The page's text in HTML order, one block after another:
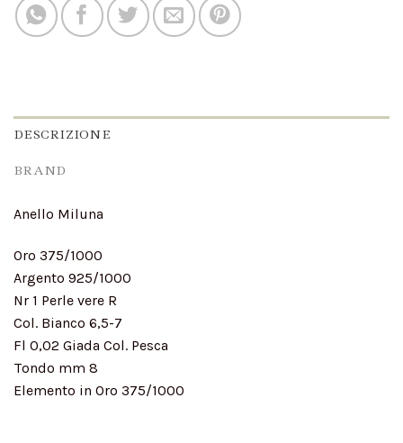
DESCRIZIONE
BRAND
Anello Miluna
Oro 375/1000
Argento 925/1000
Nr 1 Perle vere R
Col. Bianco 6,5-7
Fl 0,02 Giada Col. Pesca
Tondo mm 8
Elemento in Oro 375/1000